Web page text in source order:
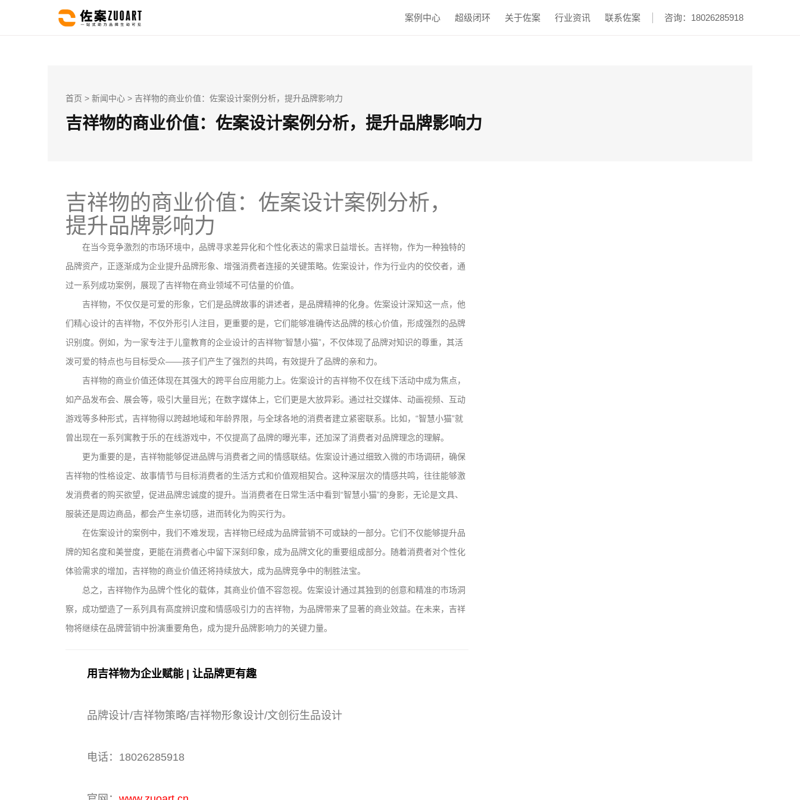
咨询：18026285918
案例中心 超级闭环 关于佐案 行业资讯 联系佐案
首页 > 新闻中心 > 吉祥物的商业价值：佐案设计案例分析，提升品牌影响力
吉祥物的商业价值：佐案设计案例分析，提升品牌影响力
吉祥物的商业价值：佐案设计案例分析，
提升品牌影响力
在当今竞争激烈的市场环境中，品牌寻求差异化和个性化表达的需求日益增长。吉祥物，作为一种独特的
品牌资产，正逐渐成为企业提升品牌形象、增强消费者连接的关键策略。佐案设计，作为行业内的佼佼者，通
过一系列成功案例，展现了吉祥物在商业领域不可估量的价值。
吉祥物，不仅仅是可爱的形象，它们是品牌故事的讲述者，是品牌精神的化身。佐案设计深知这一点，他
们精心设计的吉祥物，不仅外形引人注目，更重要的是，它们能够准确传达品牌的核心价值，形成强烈的品牌
识别度。例如，为一家专注于儿童教育的企业设计的吉祥物“智慧小猫”，不仅体现了品牌对知识的尊重，其活
泼可爱的特点也与目标受众——孩子们产生了强烈的共鸣，有效提升了品牌的亲和力。
吉祥物的商业价值还体现在其强大的跨平台应用能力上。佐案设计的吉祥物不仅在线下活动中成为焦点，
如产品发布会、展会等，吸引大量目光；在数字媒体上，它们更是大放异彩。通过社交媒体、动画视频、互动
游戏等多种形式，吉祥物得以跨越地域和年龄界限，与全球各地的消费者建立紧密联系。比如，“智慧小猫”就
曾出现在一系列寓教于乐的在线游戏中，不仅提高了品牌的曝光率，还加深了消费者对品牌理念的理解。
更为重要的是，吉祥物能够促进品牌与消费者之间的情感联结。佐案设计通过细致入微的市场调研，确保
吉祥物的性格设定、故事情节与目标消费者的生活方式和价值观相契合。这种深层次的情感共鸣，往往能够激
发消费者的购买欲望，促进品牌忠诚度的提升。当消费者在日常生活中看到“智慧小猫”的身影，无论是文具、
服装还是周边商品，都会产生亲切感，进而转化为购买行为。
在佐案设计的案例中，我们不难发现，吉祥物已经成为品牌营销不可或缺的一部分。它们不仅能够提升品
牌的知名度和美誉度，更能在消费者心中留下深刻印象，成为品牌文化的重要组成部分。随着消费者对个性化
体验需求的增加，吉祥物的商业价值还将持续放大，成为品牌竞争中的制胜法宝。
总之，吉祥物作为品牌个性化的载体，其商业价值不容忽视。佐案设计通过其独到的创意和精准的市场洞
察，成功塑造了一系列具有高度辨识度和情感吸引力的吉祥物，为品牌带来了显著的商业效益。在未来，吉祥
物将继续在品牌营销中扮演重要角色，成为提升品牌影响力的关键力量。
用吉祥物为企业赋能 | 让品牌更有趣
品牌设计/吉祥物策略/吉祥物形象设计/文创衍生品设计
电话：18026285918